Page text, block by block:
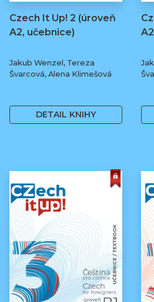
Czech It Up! 2 (úroveň
A2, učebnice)
Jakub Wenzel, Tereza
Švarcová, Alena Klimešová
DETAIL KNIHY